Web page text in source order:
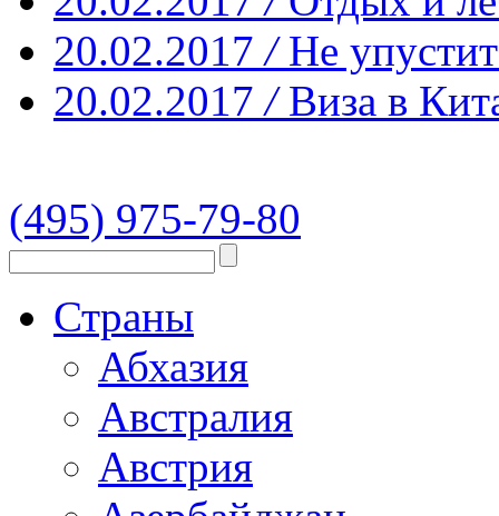
20.02.2017 / Не
20.02.2017 / Виза в
(495) 975-79-80
Страны
Абхазия
Австралия
Австрия